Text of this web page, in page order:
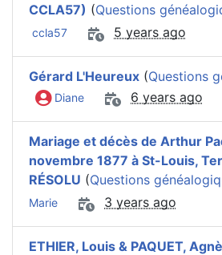
CCLA57) (Questions
ccla57 5 years ago
Gérard L'Heureux (Questions
Diane 6 years ago
Mariage et décès de Arthur
novembre 1877 à St-Louis,
RÉSOLU (Questions
Marie
3 years ago
ETHIER, Louis & PAQUET,